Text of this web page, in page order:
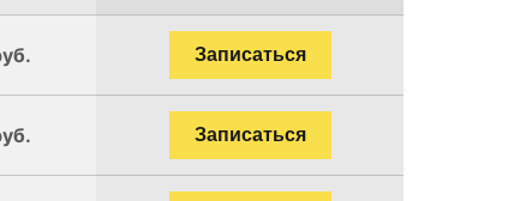
Записаться
Записаться